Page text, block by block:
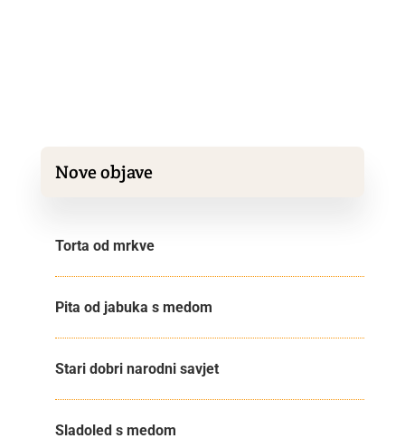
Nove objave
Torta od mrkve
Pita od jabuka s medom
Stari dobri narodni savjet
Sladoled s medom